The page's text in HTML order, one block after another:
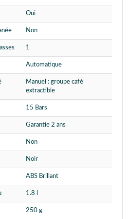
Oui
Non
1
Automatique
Manuel : groupe café
extractible
15 Bars
Garantie 2 ans
Non
Noir
ABS Brillant
1.8 l
250 g